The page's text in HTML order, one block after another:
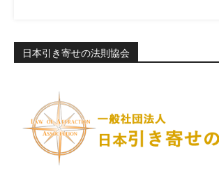
日本引き寄せの法則協会